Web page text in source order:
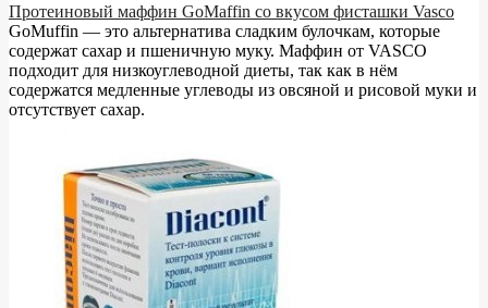
Протеиновый маффин GoMaffin со вкусом фисташки Vasco
GoMuffin — это альтернатива сладким булочкам, которые
содержат сахар и пшеничную муку. Маффин от VASCO
подходит для низкоуглеводной диеты, так как в нём
содержатся медленные углеводы из овсяной и рисовой муки и
отсутствует сахар.